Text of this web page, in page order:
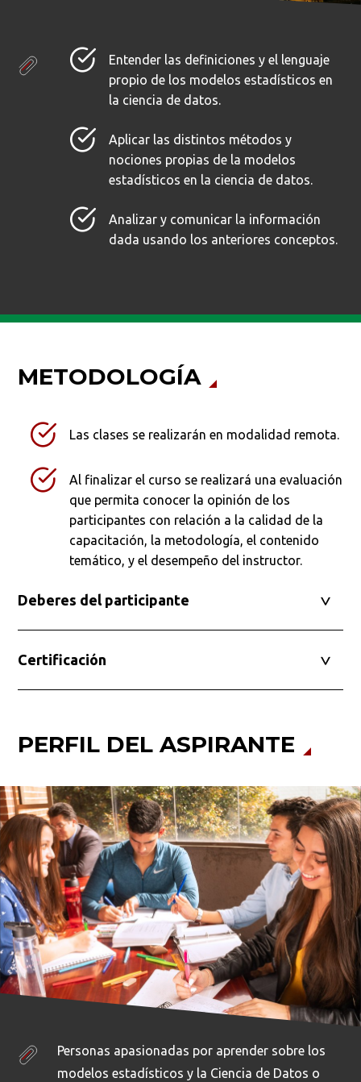
Entender las definiciones y el lenguaje
propio de los modelos estadísticos en
la ciencia de datos.
Aplicar las distintos métodos y
nociones propias de la modelos
estadísticos en la ciencia de datos.
Analizar y comunicar la información
dada usando los anteriores conceptos.
METODOLOGÍA
Las clases se realizarán en modalidad remota.
Al finalizar el curso se realizará una evaluación
que permita conocer la opinión de los
participantes con relación a la calidad de la
capacitación, la metodología, el contenido
temático, y el desempeño del instructor.
Deberes del participante
Certificación
PERFIL DEL ASPIRANTE
Personas apasionadas por aprender sobre los
modelos estadísticos y la Ciencia de Datos o